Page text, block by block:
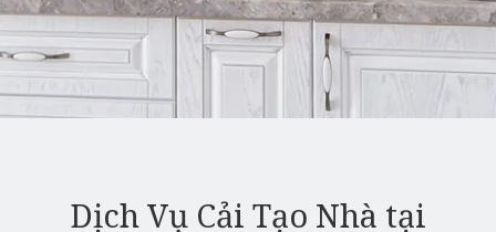
Dịch Vụ Cải Tạo Nhà tại